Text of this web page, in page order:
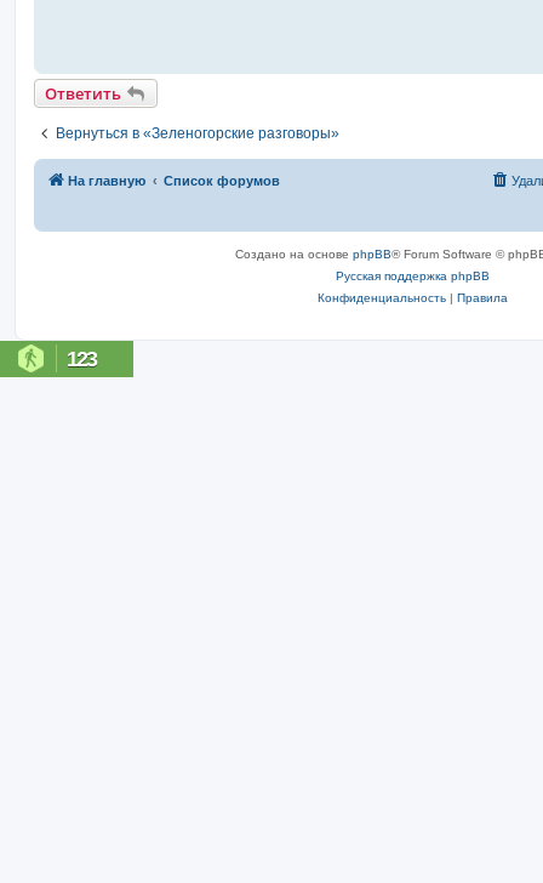
Ответить
Вернуться в «Зеленогорские разговоры»
На главную Список форумов
Создано на основе phpBB® Forum Software ©
Русская поддержка phpBB
Конфиденциальность | Правила
123